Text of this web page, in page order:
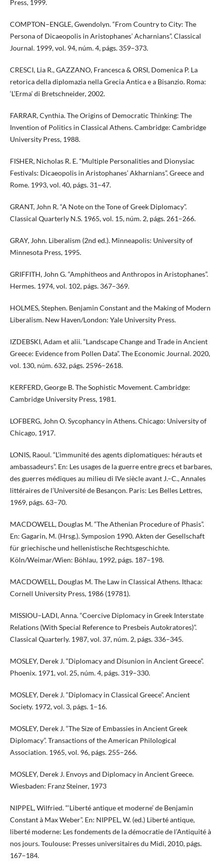
Press, 1999.
COMPTON–ENGLE, Gwendolyn. “From Country to City: The
Persona of Dicaeopolis in Aristophanes’ Acharnians”. Classical
Journal. 1999, vol. 94, núm. 4, págs. 359–373.
CRESCI, Lia R., GAZZANO, Francesca & ORSI, Domenica P. La
retorica della diplomazia nella Grecia Antica e a Bisanzio. Roma:
‘L’Erma’ di Bretschneider, 2002.
FARRAR, Cynthia. The Origins of Democratic Thinking: The
Invention of Politics in Classical Athens. Cambridge: Cambridge
University Press, 1988.
FISHER, Nicholas R. E. “Multiple Personalities and Dionysiac
Festivals: Dicaeopolis in Aristophanes’ Akharnians”. Greece and
Rome. 1993, vol. 40, págs. 31–47.
GRANT, John R. “A Note on the Tone of Greek Diplomacy”.
Classical Quarterly N.S. 1965, vol. 15, núm. 2, págs. 261–266.
GRAY, John. Liberalism (2nd ed.). Minneapolis: University of
Minnesota Press, 1995.
GRIFFITH, John G. “Amphitheos and Anthropos in Aristophanes”.
Hermes. 1974, vol. 102, págs. 367–369.
HOLMES, Stephen. Benjamin Constant and the Making of Modern
Liberalism. New Haven/London: Yale University Press.
IZDEBSKI, Adam et alii. “Landscape Change and Trade in Ancient
Greece: Evidence from Pollen Data”. The Economic Journal. 2020,
vol. 130, núm. 632, págs. 2596–2618.
KERFERD, George B. The Sophistic Movement. Cambridge:
Cambridge University Press, 1981.
LOFBERG, John O. Sycophancy in Athens. Chicago: University of
Chicago, 1917.
LONIS, Raoul. “L’immunité des agents diplomatiques: hérauts et
ambassadeurs”. En: Les usages de la guerre entre grecs et barbares,
des guerres médiques au milieu di IVe siècle avant J.–C., Annales
littéraires de l’Université de Besançon. Paris: Les Belles Lettres,
1969, págs. 63–70.
MACDOWELL, Douglas M. “The Athenian Procedure of Phasis”.
En: Gagarin, M. (Hrsg.). Symposion 1990. Akten der Gesellschaft
für griechische und hellenistische Rechtsgeschichte.
Köln/Weimar/Wien: Böhlau, 1992, págs. 187–198.
MACDOWELL, Douglas M. The Law in Classical Athens. Ithaca:
Cornell University Press, 1986 (19781).
MISSIOU–LADI, Anna. “Coercive Diplomacy in Greek Interstate
Relations (With Special Reference to Presbeis Autokratores)”.
Classical Quarterly. 1987, vol. 37, núm. 2, págs. 336–345.
MOSLEY, Derek J. “Diplomacy and Disunion in Ancient Greece”.
Phoenix. 1971, vol. 25, núm. 4, págs. 319–330.
MOSLEY, Derek J. “Diplomacy in Classical Greece”. Ancient
Society. 1972, vol. 3, págs. 1–16.
MOSLEY, Derek J. “The Size of Embassies in Ancient Greek
Diplomacy”. Transactions of the American Philological
Association. 1965, vol. 96, págs. 255–266.
MOSLEY, Derek J. Envoys and Diplomacy in Ancient Greece.
Wiesbaden: Franz Steiner, 1973
NIPPEL, Wilfried. “‘Liberté antique et moderne’ de Benjamin
Constant à Max Weber”. En: NIPPEL, W. (ed.) Liberté antique,
liberté moderne: Les fondements de la démocratie de l’Antiquité à
nos jours. Toulouse: Presses universitaires du Midi, 2010, págs.
167–184.